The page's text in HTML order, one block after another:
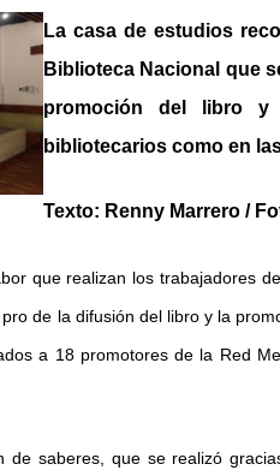
La casa de estudios
Biblioteca Nacional que
promoción del libro
bibliotecarios como en
Texto: Renny Marrero /
que realizan los trabajadores
de la difusión del libro y la
a 18 promotores de la Red
de saberes, que se realizó